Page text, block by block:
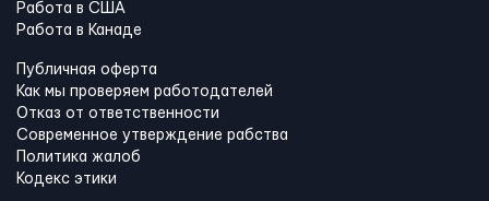
Работа в США
Работа в Канадe
Публичная оферта
Как мы проверяем работодателей
Отказ от ответственности
Современное утверждение рабства
Политика жалоб
Кодекс этики